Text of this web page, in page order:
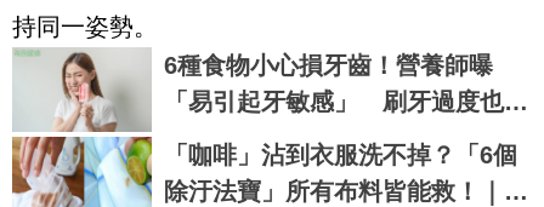
持同一姿勢。
6種食物小心損牙齒！營養師曝
「易引起牙敏感」 刷牙過度也N
G
「咖啡」沾到衣服洗不掉？「6個
除汙法寶」所有布料皆能救！｜每